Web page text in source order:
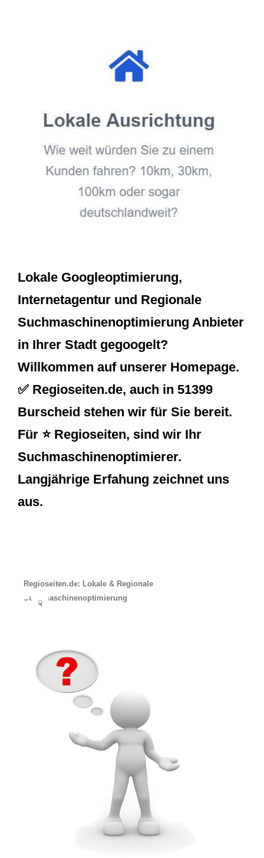
Lokale Googleoptimierung,
Internetagentur und Regionale
Suchmaschinenoptimierung Anbieter
in Ihrer Stadt gegoogelt?
Willkommen auf unserer Homepage.
✅ Regioseiten.de, auch in 51399
Burscheid stehen wir für Sie bereit.
Für ⭐ Regioseiten, sind wir Ihr
Suchmaschinenoptimierer.
Langjährige Erfahung zeichnet uns
aus.
Regioseiten.de: Lokale & Regionale
Suchmaschinenoptimierung
☟